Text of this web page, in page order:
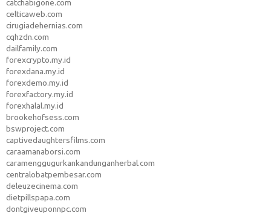
catchabigone.com
celticaweb.com
cirugiadehernias.com
cqhzdn.com
dailfamily.com
forexcrypto.my.id
forexdana.my.id
forexdemo.my.id
forexfactory.my.id
forexhalal.my.id
brookehofsess.com
bswproject.com
captivedaughtersfilms.com
caraamanaborsi.com
caramenggugurkankandunganherbal.com
centralobatpembesar.com
deleuzecinema.com
dietpillspapa.com
dontgiveuponnpc.com